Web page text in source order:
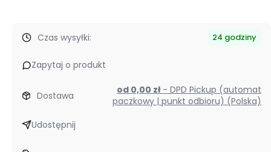
Czas wysyłki: 24 godziny
Zapytaj o produkt
Dostawa od 0,00 zł - DPD Pickup (automat
paczkowy | punkt odbioru) (Polska)
Udostępnij